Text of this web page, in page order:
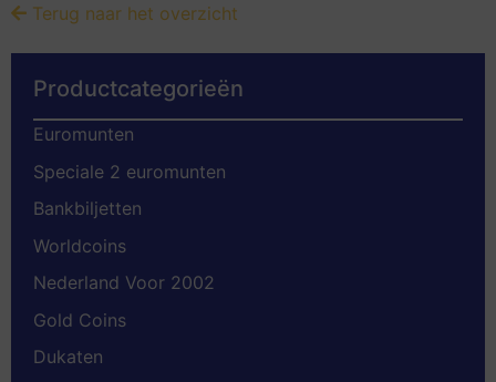
Terug naar het overzicht
Productcategorieën
Euromunten
Speciale 2 euromunten
Bankbiljetten
Worldcoins
Nederland Voor 2002
Gold Coins
Dukaten